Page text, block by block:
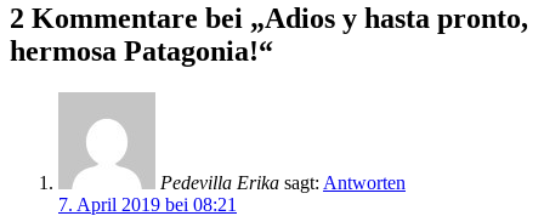
2 Kommentare bei „Adios y hasta pronto,
hermosa Patagonia!“
Pedevilla Erika sagt: Antworten
7. April 2019 bei 08:21